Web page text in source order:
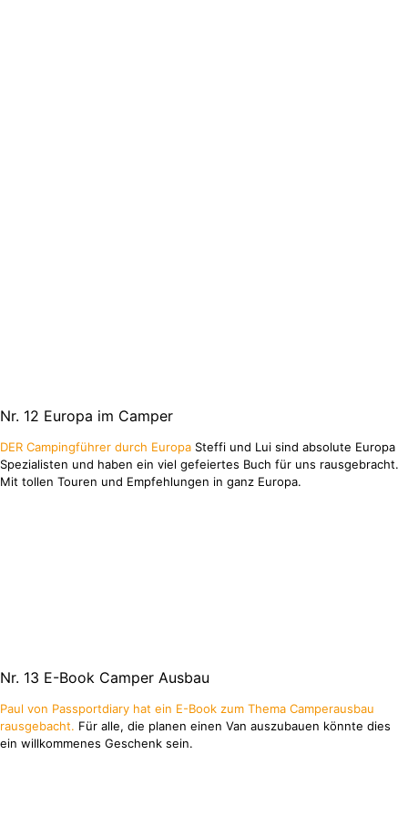
Nr. 12 Europa im Camper
DER Campingführer durch Europa Steffi und Lui sind absolute Europa
Spezialisten und haben ein viel gefeiertes Buch für uns rausgebracht.
Mit tollen Touren und Empfehlungen in ganz Europa.
Nr. 13 E-Book Camper Ausbau
Paul von Passportdiary hat ein E-Book zum Thema Camperausbau
rausgebacht. Für alle, die planen einen Van auszubauen könnte dies
ein willkommenes Geschenk sein.